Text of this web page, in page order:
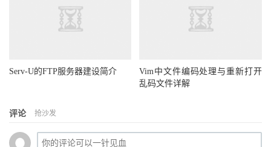
Serv-U的FTP服务器建设简介
Vim中文件编码处理与重新打开
乱码文件详解
评论 抢沙发